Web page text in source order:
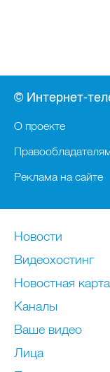
© Интернет-
О проекте
Реклама на сайте
Новости
Видеохостинг
Новостная
Каналы
Ваше видео
Лица